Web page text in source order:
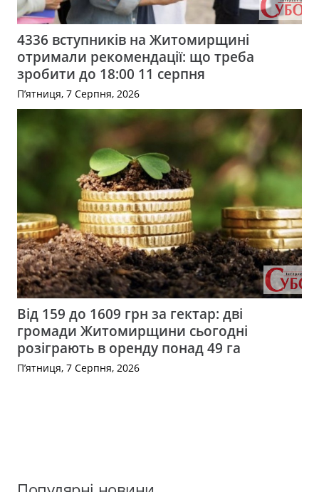
4336 вступників на Житомирщині
отримали рекомендації: що треба
зробити до 18:00 11 серпня
П’ятниця, 7 Серпня, 2026
Від 159 до 1609 грн за гектар: дві
громади Житомирщини сьогодні
розіграють в оренду понад 49 га
П’ятниця, 7 Серпня, 2026